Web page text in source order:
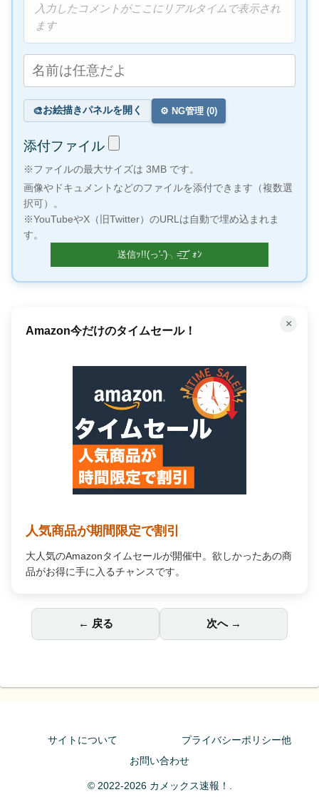
入力したコメントがここにリアルタイムで表示され
ます
🎨お絵描きパネルを開く ⚙️ NG管理 (0)
添付ファイル
※ファイルの最大サイズは 3MB です。
画像やドキュメントなどのファイルを添付できます（複数選
択可）。
※YouTubeやX（旧Twitter）のURLは自動で埋め込まれま
す。
×
Amazon今だけのタイムセール！
人気商品が期間限定で割引
大人気のAmazonタイムセールが開催中。欲しかったあの商
品がお得に手に入るチャンスです。
← 戻る 次へ →
サイトについて
プライバシーポリシー他
お問い合わせ
© 2022-2026 カメックス速報！.